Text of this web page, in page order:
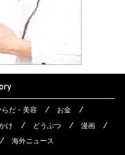
らだ・美容
お金
け どうぶつ
漫画
海外ニュース